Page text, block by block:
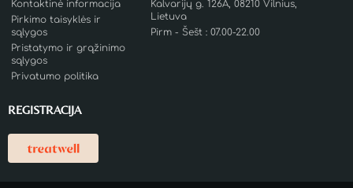
Kontaktinė informacija
Pirkimo taisyklės ir
sąlygos
Pristatymo ir grąžinimo
sąlygos
Privatumo politika
Kalvarijų g. 126A, 08210 Vilnius,
Lietuva
Pirm - Šešt : 07.00-22.00
REGISTRACIJA